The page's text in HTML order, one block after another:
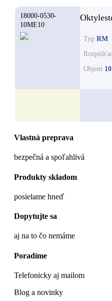
18000-0530-
10ME10
Typ RM
Objem
Vlastná preprava
bezpečná a spoľahlivá
Produkty skladom
posielame hneď
Dopytujte sa
aj na to čo nemáme
Poradíme
Telefonicky aj mailom
Blog a novinky